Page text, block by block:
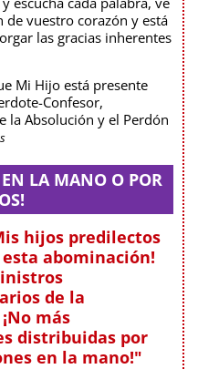
de vuestro corazón y está
las gracias inherentes
Mi Hijo está presente
Confesor,
la Absolución y el Perdón
LA MANO O POR
hijos predilectos
abominación!
de la
más
distribuidas por
en la mano!"